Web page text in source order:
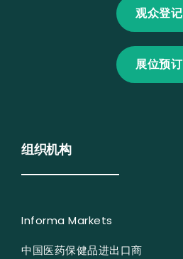
观众登记
展位预订
组织机构
Informa Markets
中国医药保健品进出口商